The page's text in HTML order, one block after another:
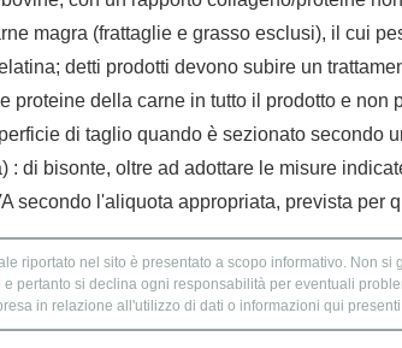
magra (frattaglie e grasso esclusi), il cui
detti prodotti devono subire un
proteine della carne in tutto il prodotto e non
di taglio quando è sezionato secondo
: di bisonte, oltre ad adottare le misure
secondo l'aliquota appropriata, prevista per
riportato nel sito è presentato a scopo informativo. Non si
e pertanto si declina ogni responsabilità per eventuali
in relazione all'utilizzo di dati o informazioni qui